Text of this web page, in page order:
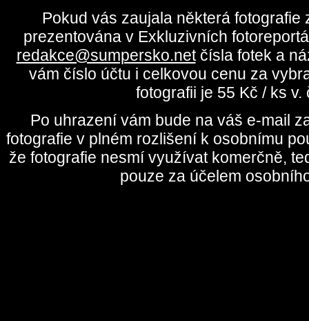
Pokud vás zaujala některá fotografie
prezentována v Exkluzivních
redakce@sumpersko.netčísla fotek a
vám číslo účtu i celkovou cenu za
fotografii je 55 Kč / ks v.
Po uhrazení vám bude na váš e-mail
fotografie v plném rozlišení k osobnímu
že fotografie nesmí využívat komerčně,
pouze za účelem